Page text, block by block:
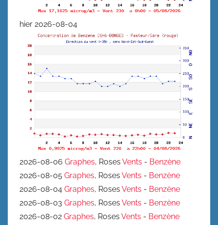
hier 2026-08-04
2026-08-06 Graphes, Roses Vents - Benzène
2026-08-05 Graphes, Roses Vents - Benzène
2026-08-04 Graphes, Roses Vents - Benzène
2026-08-03 Graphes, Roses Vents - Benzène
2026-08-02 Graphes, Roses Vents - Benzène